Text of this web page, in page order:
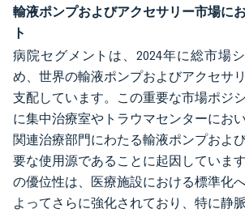
輸液ポンプおよびアクセサリー市場に
ト
病院セグメントは、2024年に総市場
め、世界の輸液ポンプおよびアクセサ
支配しています。この重要な市場ポジ
に集中治療室やトラウマセンターにお
関連治療部門にわたる輸液ポンプおよ
要な使用源であることに起因していま
の優位性は、医療施設における標準化
よってさらに強化されており、特に静